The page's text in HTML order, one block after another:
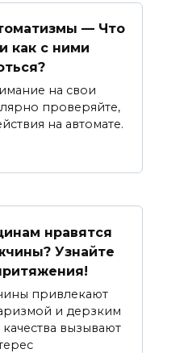
— Что
как с ними
на свои
проверяйте,
на автомате.
нравятся
Узнайте
привлекают
и дерзким
вызывают